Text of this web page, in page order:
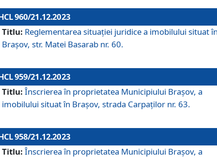
960/21.12.2023
Titlu: Reglementarea situației juridice a imobilului situat
Brașov, str. Matei Basarab nr. 60.
959/21.12.2023
Titlu: Înscrierea în proprietatea Municipiului Brașov, a
imobilului situat în Brașov, strada Carpaților nr. 63.
958/21.12.2023
Titlu: Înscrierea în proprietatea Municipiului Brașov, a